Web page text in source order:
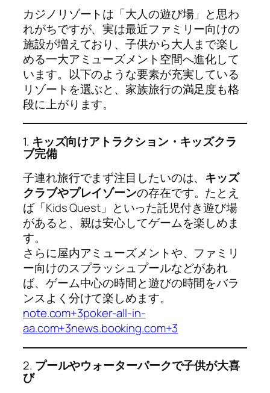
カジノリゾートは「大人の遊び場」と思わ
れがちですが、実は最近ファミリー向けの
施設が増えており、子供から大人まで楽し
める一大アミューズメント空間へ進化して
います。以下のような要素が充実している
リゾートを選ぶと、家族旅行の満足度も格
段に上がります。
1. キッズ向けアトラクション・キッズクラ
ブ完備
子連れ旅行でまず注目したいのは、 キッズ
クラブやプレイゾーンの存在です。たとえ
ば「Kids Quest」といった託児付き遊び場
があると、親は安心してゲームを楽しめま
す。
さらに屋内アミューズメントや、ファミリ
ー向けのスプラッシュプールなどがあれ
ば、ゲーム中心の時間と遊びの時間をバラ
ンスよく分けて楽しめます。
note.com+3poker-all-in-
aa.com+3news.booking.com+3
2. プールやウォーターパークで子供が大喜
び